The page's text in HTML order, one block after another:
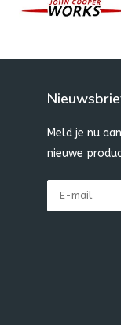
Meld je nu
nieuwe